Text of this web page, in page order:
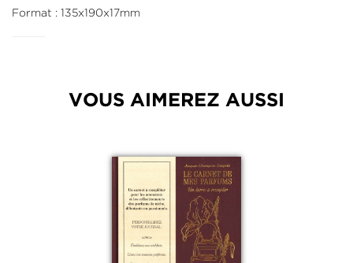
Format : 135x190x17mm
VOUS AIMEREZ AUSSI